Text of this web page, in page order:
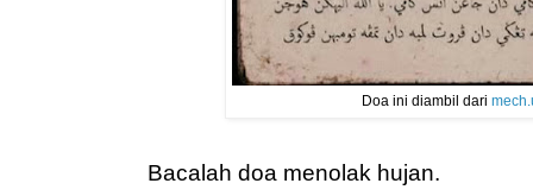
Doa ini diambil dari
Bacalah doa menolak hujan.